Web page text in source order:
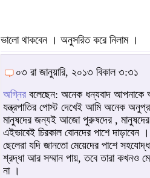
ভালো থাকবেন । অনুসরিত করে নিলাম ।
০৩ রা জানুয়ারি, ২০১৩ বিকাল ৩:৩১
অগ্নির বলেছেন: অনেক ধন্যবাদ আপনাকে
যন্ত্রপাতির পোস্ট দেখেই আমি অনেক
মানুষদের জন্যই আজো পুরুষদের ,
এইভাবেই চিরকাল বোনদের পাশে দাড়াবেন ।
ছেলেরা যদি জানতো মেয়েদের পাশে
শ্রদ্ধা আর সম্মান পায়, তবে তারা কখনও
না ।